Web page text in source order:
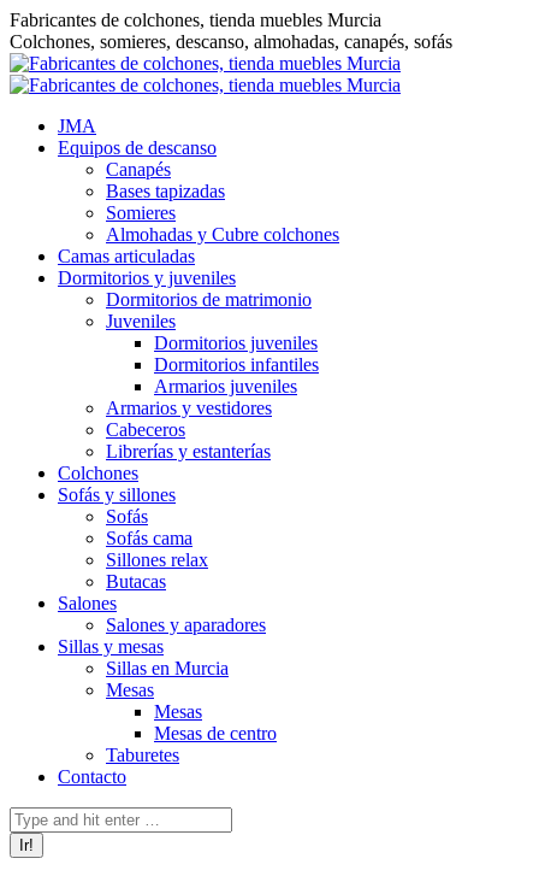
Saltar
al
contenido
Fabricantes de colchones, tienda muebles Murcia
Colchones, somieres, descanso, almohadas, canapés, sofás
JMA
Equipos de descanso
Canapés
Bases tapizadas
Somieres
Almohadas y Cubre colchones
Camas articuladas
Dormitorios y juveniles
Dormitorios de matrimonio
Juveniles
Dormitorios juveniles
Dormitorios infantiles
Armarios juveniles
Armarios y vestidores
Cabeceros
Librerías y estanterías
Colchones
Sofás y sillones
Sofás
Sofás cama
Sillones relax
Butacas
Salones
Salones y aparadores
Sillas y mesas
Sillas en Murcia
Mesas
Mesas
Mesas de centro
Taburetes
Contacto
Buscar: